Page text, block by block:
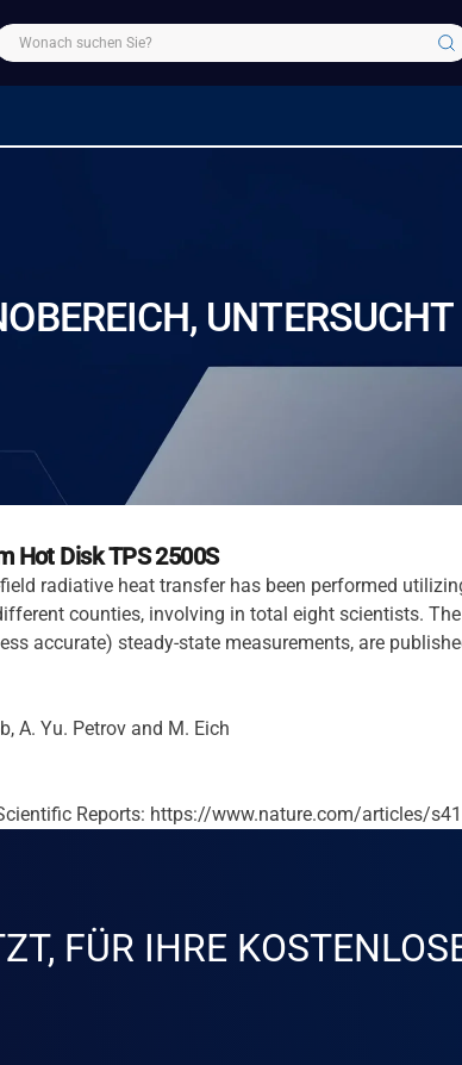
Hot Disk TPS 2500S
radiative heat transfer has been performed
counties, involving in total eight scientists.
accurate) steady-state measurements, are
A. Yu. Petrov and M. Eich
Reports: https://www.nature.com/articles/
FÜR IHRE